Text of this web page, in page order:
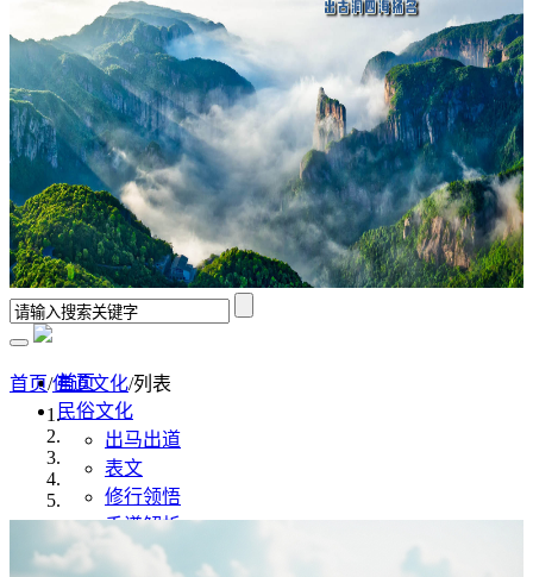
首页
民俗文化
出马出道
表文
修行领悟
香谱解析
风水学
首页/佛道文化/列表